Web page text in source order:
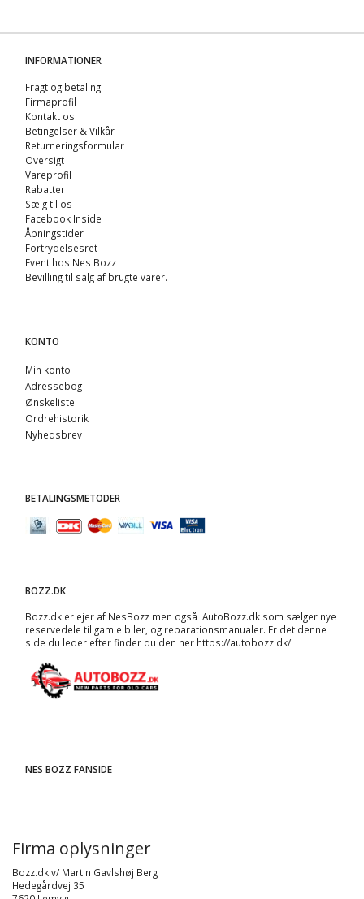
INFORMATIONER
Fragt og betaling
Firmaprofil
Kontakt os
Betingelser & Vilkår
Returneringsformular
Oversigt
Vareprofil
Rabatter
Sælg til os
Facebook Inside
Åbningstider
Fortrydelsesret
Event hos Nes Bozz
Bevilling til salg af brugte varer.
KONTO
Min konto
Adressebog
Ønskeliste
Ordrehistorik
Nyhedsbrev
BETALINGSMETODER
BOZZ.DK
Bozz.dk er ejer af NesBozz men også AutoBozz.dk som sælger nye
reservedele til gamle biler, og reparationsmanualer. Er det denne
side du leder efter finder du den her https://autobozz.dk/
NES BOZZ FANSIDE
Firma oplysninger
Bozz.dk v/ Martin Gavlshøj Berg
Hedegårdvej 35